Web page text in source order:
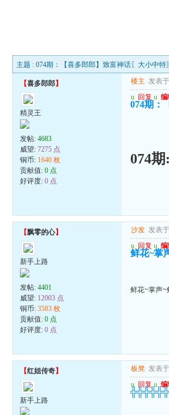
主题 : 074期：【喜多郎郎】致富神话〖大小中特
【喜多郎郎】
精灵王
发帖:4683
威望:7275 点
铜币: 1640 枚
贡献值:0 点
好评度:0 点
楼主 发表
u 回复 u
074期：
074
【飘零的心】
新手上路
发帖:4401
威望: 12003 点
铜币:3583 枚
贡献值:0 点
好评度:0 点
沙发 发表
u 回复 u
鲜花~掌
鲜花~掌声~
【红姐传奇】
新手上路
板凳 发表
u 回复 u